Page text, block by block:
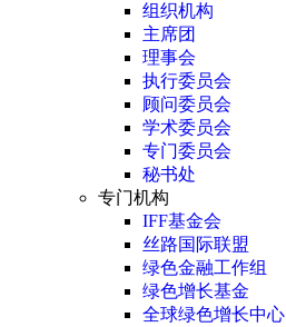
组织机构
主席团
理事会
执行委员会
顾问委员会
学术委员会
专门委员会
秘书处
专门机构
IFF基金会
丝路国际联盟
绿色金融工作组
绿色增长基金
全球绿色增长中心